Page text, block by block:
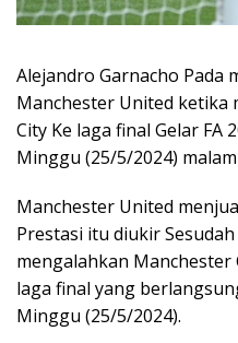
Alejandro Garnacho Pada
Manchester United ketika
City Ke laga final Gelar FA
Minggu (25/5/2024)
Manchester United
Prestasi itu diukir
mengalahkan Manchester
laga final yang
Minggu (25/5/2024).